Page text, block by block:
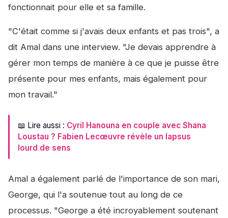
fonctionnait pour elle et sa famille.
"C'était comme si j'avais deux enfants et pas trois", a
dit Amal dans une interview. "Je devais apprendre à
gérer mon temps de manière à ce que je puisse être
présente pour mes enfants, mais également pour
mon travail."
📖 Lire aussi : Cyril Hanouna en couple avec Shana
Loustau ? Fabien Lecœuvre révèle un lapsus
lourd de sens
Amal a également parlé de l'importance de son mari,
George, qui l'a soutenue tout au long de ce
processus. "George a été incroyablement soutenant